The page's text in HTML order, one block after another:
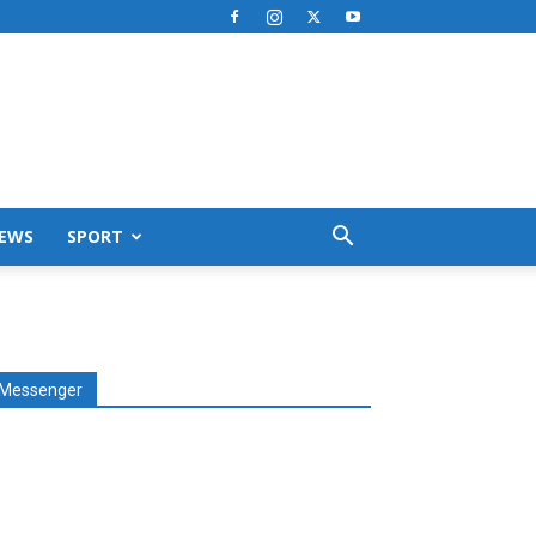
SPORT
Messenger